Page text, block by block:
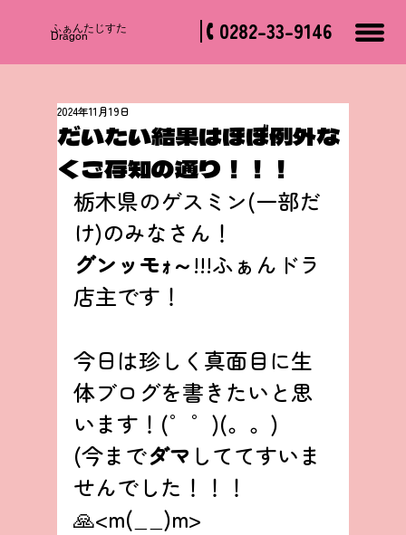
​ふぁんたじすた
Dragon 0282-33-9146
だいたい結果はほぼ例外な
くご存知の通り！！！
2024年11月19日
栃木県のゲスミン(一部だ
け)のみなさん！
グンッモｫ～!!!ふぁんドラ
店主です！
今日は珍しく真面目に生
体ブログを書きたいと思
います！(゜゜)(。。)
(今までダマ しててすいま
せんでした！！！
🙏<m(__)m>